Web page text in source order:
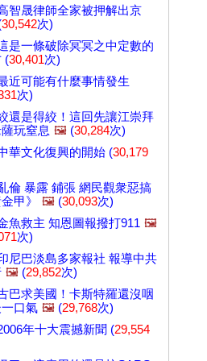
智晟律師全家被押解出京
30,542次)
是一條破除冥冥之中定數的
(30,401次)
近可能有什麼事情發生
次)
還是得絞！這回先讓江崇拜
玩窒息 🖼️ (30,284次)
華文化復興的開始 (30,179
倫 暴露 鋪張 網民觀衆惡搞
金甲》
🖼️ (30,093次)
魚救主 知恩圖報撥打911 🖼️
次)
尼巴淡島多家報社 報導中共
🖼️ (29,852次)
巴求美國！卡斯特羅還沒咽
口氣 🖼️ (29,768次)
年十大震撼新聞 (29,554